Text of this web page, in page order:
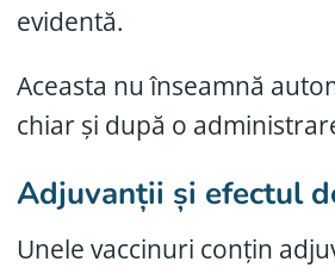
evidentă.
Aceasta nu înseamnă
chiar și după o
Adjuvanții și efectul
Unele vaccinuri conțin